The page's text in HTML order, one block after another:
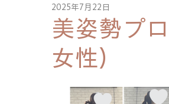
美姿勢プログラム
美姿勢プ
女性）
2025年7月22日